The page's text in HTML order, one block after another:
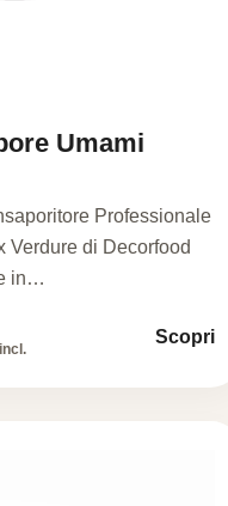
Umami
Professionale
Verdure di Decorfood
in…
Scopri